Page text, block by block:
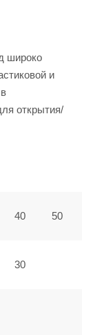
широко
и
открытия/
40 50
30